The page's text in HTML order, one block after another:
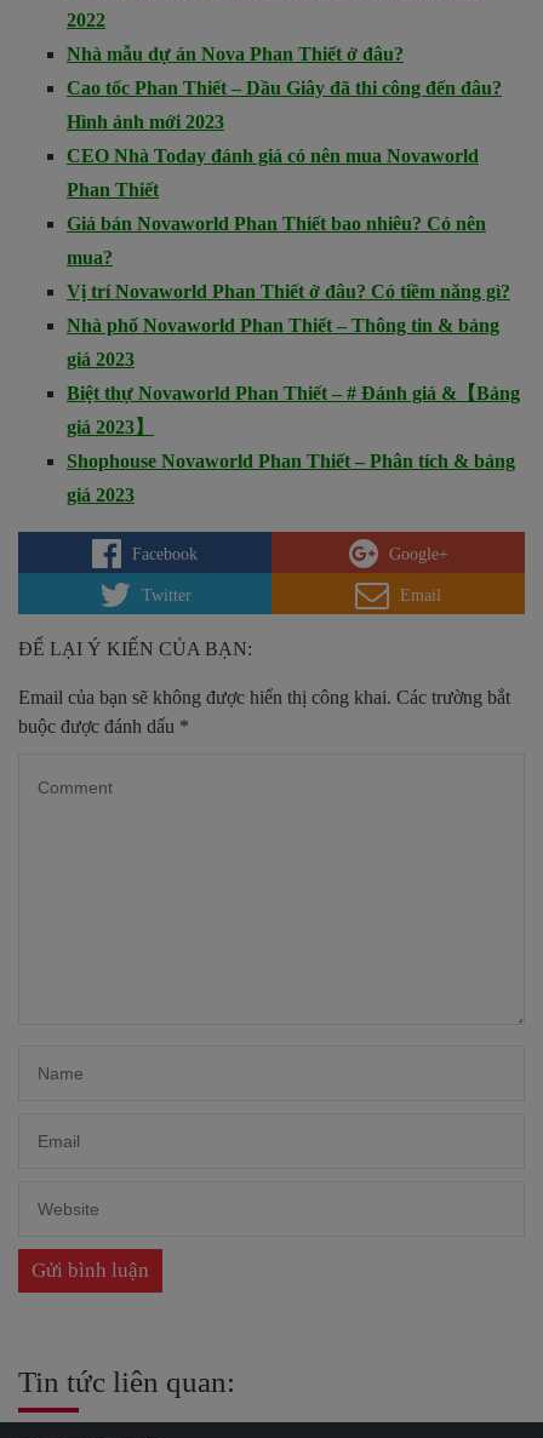
2022
Nhà mẫu dự án Nova Phan Thiết ở đâu?
Cao tốc Phan Thiết – Dầu Giây đã thi công đến đâu?
Hình ảnh mới 2023
CEO Nhà Today đánh giá có nên mua Novaworld
Phan Thiết
Giá bán Novaworld Phan Thiết bao nhiêu? Có nên
mua?
Vị trí Novaworld Phan Thiết ở đâu? Có tiềm năng gì?
Nhà phố Novaworld Phan Thiết – Thông tin & bảng
giá 2023
Biệt thự Novaworld Phan Thiết – # Đánh giá &【Bảng
giá 2023】
Shophouse Novaworld Phan Thiết – Phân tích & bảng
giá 2023
Facebook Google+
Twitter Email
ĐỂ LẠI Ý KIẾN CỦA BẠN:
Email của bạn sẽ không được hiển thị công khai. Các trường bắt
buộc được đánh dấu *
Tin tức liên quan: